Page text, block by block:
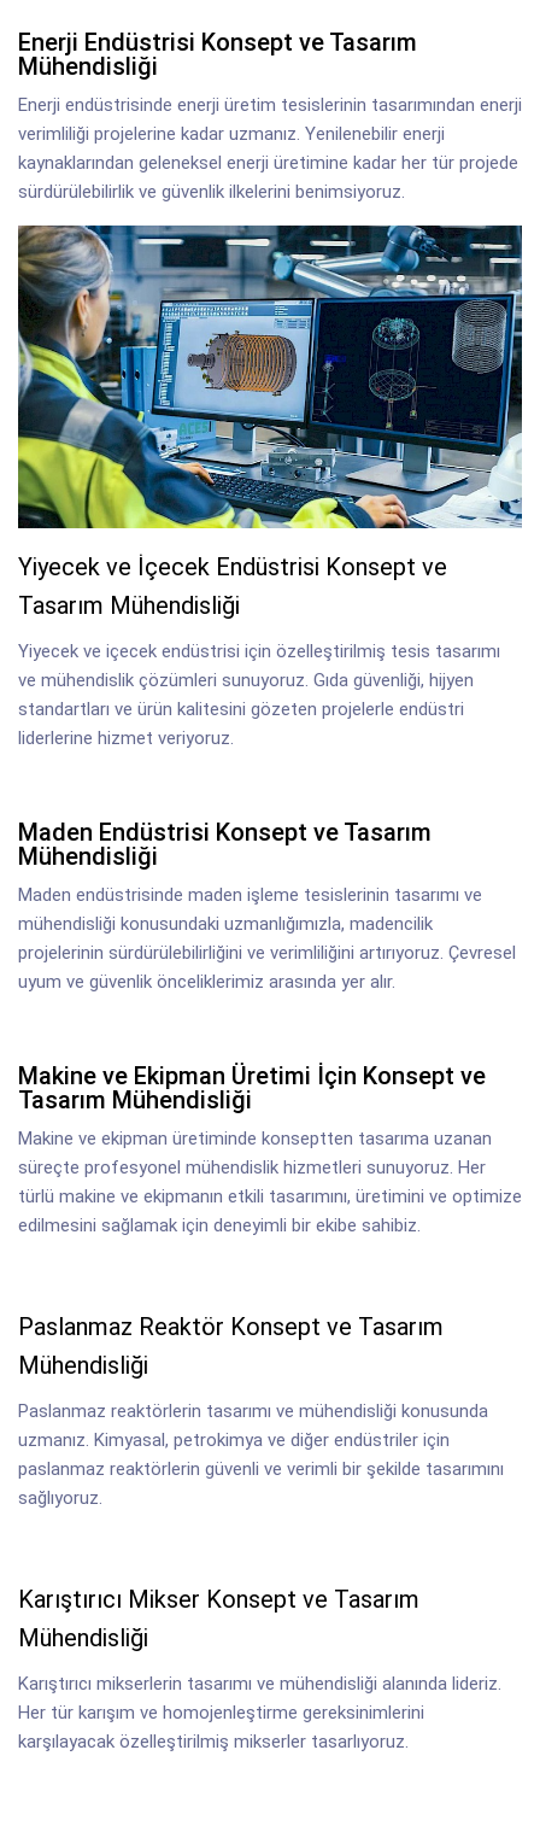
Enerji Endüstrisi Konsept ve Tasarım
Mühendisliği
Enerji endüstrisinde enerji üretim tesislerinin tasarımından enerji
verimliliği projelerine kadar uzmanız. Yenilenebilir enerji
kaynaklarından geleneksel enerji üretimine kadar her tür projede
sürdürülebilirlik ve güvenlik ilkelerini benimsiyoruz.
Yiyecek ve İçecek Endüstrisi Konsept ve
Tasarım Mühendisliği
Yiyecek ve içecek endüstrisi için özelleştirilmiş tesis tasarımı
ve mühendislik çözümleri sunuyoruz. Gıda güvenliği, hijyen
standartları ve ürün kalitesini gözeten projelerle endüstri
liderlerine hizmet veriyoruz.
Maden Endüstrisi Konsept ve Tasarım
Mühendisliği
Maden endüstrisinde maden işleme tesislerinin tasarımı ve
mühendisliği konusundaki uzmanlığımızla, madencilik
projelerinin sürdürülebilirliğini ve verimliliğini artırıyoruz. Çevresel
uyum ve güvenlik önceliklerimiz arasında yer alır.
Makine ve Ekipman Üretimi İçin Konsept ve
Tasarım Mühendisliği
Makine ve ekipman üretiminde konseptten tasarıma uzanan
süreçte profesyonel mühendislik hizmetleri sunuyoruz. Her
türlü makine ve ekipmanın etkili tasarımını, üretimini ve optimize
edilmesini sağlamak için deneyimli bir ekibe sahibiz.
Paslanmaz Reaktör Konsept ve Tasarım
Mühendisliği
Paslanmaz reaktörlerin tasarımı ve mühendisliği konusunda
uzmanız. Kimyasal, petrokimya ve diğer endüstriler için
paslanmaz reaktörlerin güvenli ve verimli bir şekilde tasarımını
sağlıyoruz.
Karıştırıcı Mikser Konsept ve Tasarım
Mühendisliği
Karıştırıcı mikserlerin tasarımı ve mühendisliği alanında lideriz.
Her tür karışım ve homojenleştirme gereksinimlerini
karşılayacak özelleştirilmiş mikserler tasarlıyoruz.